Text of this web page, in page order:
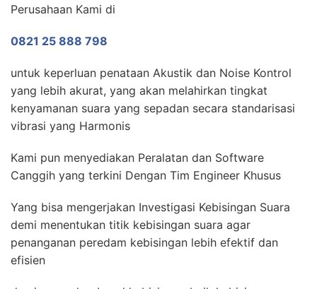
Perusahaan Kami di
0821 25 888 798
untuk keperluan penataan Akustik dan Noise Kontrol
yang lebih akurat, yang akan melahirkan tingkat
kenyamanan suara yang sepadan secara standarisasi
vibrasi yang Harmonis
Kami pun menyediakan Peralatan dan Software
Canggih yang terkini Dengan Tim Engineer Khusus
Yang bisa mengerjakan Investigasi Kebisingan Suara
demi menentukan titik kebisingan suara agar
penanganan peredam kebisingan lebih efektif dan
efisien